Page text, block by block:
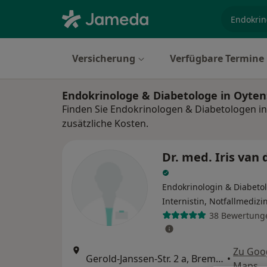
Versicherung Verfügbare Termine
Endokrinologe & Diabetologe in
Finden Sie Endokrinologen & Diabetologen
zusätzliche Kosten.
Dr. med. Iris van
Endokrinologin &
Internistin,
38
Gerold-Janssen-Str. 2 a, Bremen •
Zu